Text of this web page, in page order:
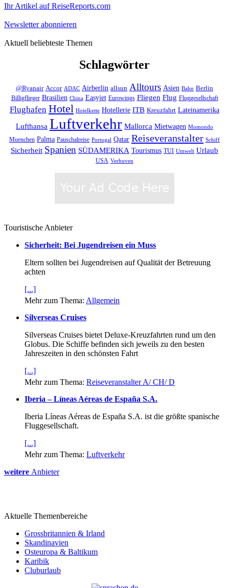
Ihr Artikel auf ReiseReports.com
Newsletter abonnieren
Aktuell beliebteste Themen
Schlagwörter
@Ryanair Accor ADAC Airberlin allsun Alltours Asien Bahn Berlin
Billigflieger Brasilien China Easyjet Eurowings Fliegen Flug Fluggesellschaft
Flughafen Hotel Hotelkette Hotellerie ITB Kreuzfahrt Lateinamerika
Lufthansa Luftverkehr Mallorca Mietwagen Momondo
Muenchen Palma Pauschalreise Portugal Qatar Reiseveranstalter Schiff
Sicherheit Spanien SÜDAMERIKA Tourismus TUI Umwelt Urlaub
USA Verhuven
Touristische Anbieter
Sicherheit: Bei Jugendreisen ein Muss
Eltern sollten bei Jugendreisen auf Qualität der Betreuung
achten
[...]
Mehr zum Thema: Allgemein
Silverseas Cruises
Silverseas Cruises bietet Deluxe-Kreuzfahrten rund um den
Globus. Die Schiffe befinden sich jeweils zu den besten
Jahreszeiten in den schönsten Fahrt
[...]
Mehr zum Thema: Reiseveranstalter A/ CH/ D
Iberia – Líneas Aéreas de España S.A.
Iberia Líneas Aéreas de España S.A. ist die größte spanische
Fluggesellschaft.
[...]
Mehr zum Thema: Luftverkehr
weitere Anbieter
Aktuelle Themenbereiche
Grossbritannien & Irland
Skandinavien
Osteuropa & Baltikum
Karibik
Cluburlaub